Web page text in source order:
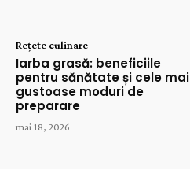
Rețete culinare
Iarba grasă: beneficiile
pentru sănătate și cele mai
gustoase moduri de
preparare
mai 18, 2026